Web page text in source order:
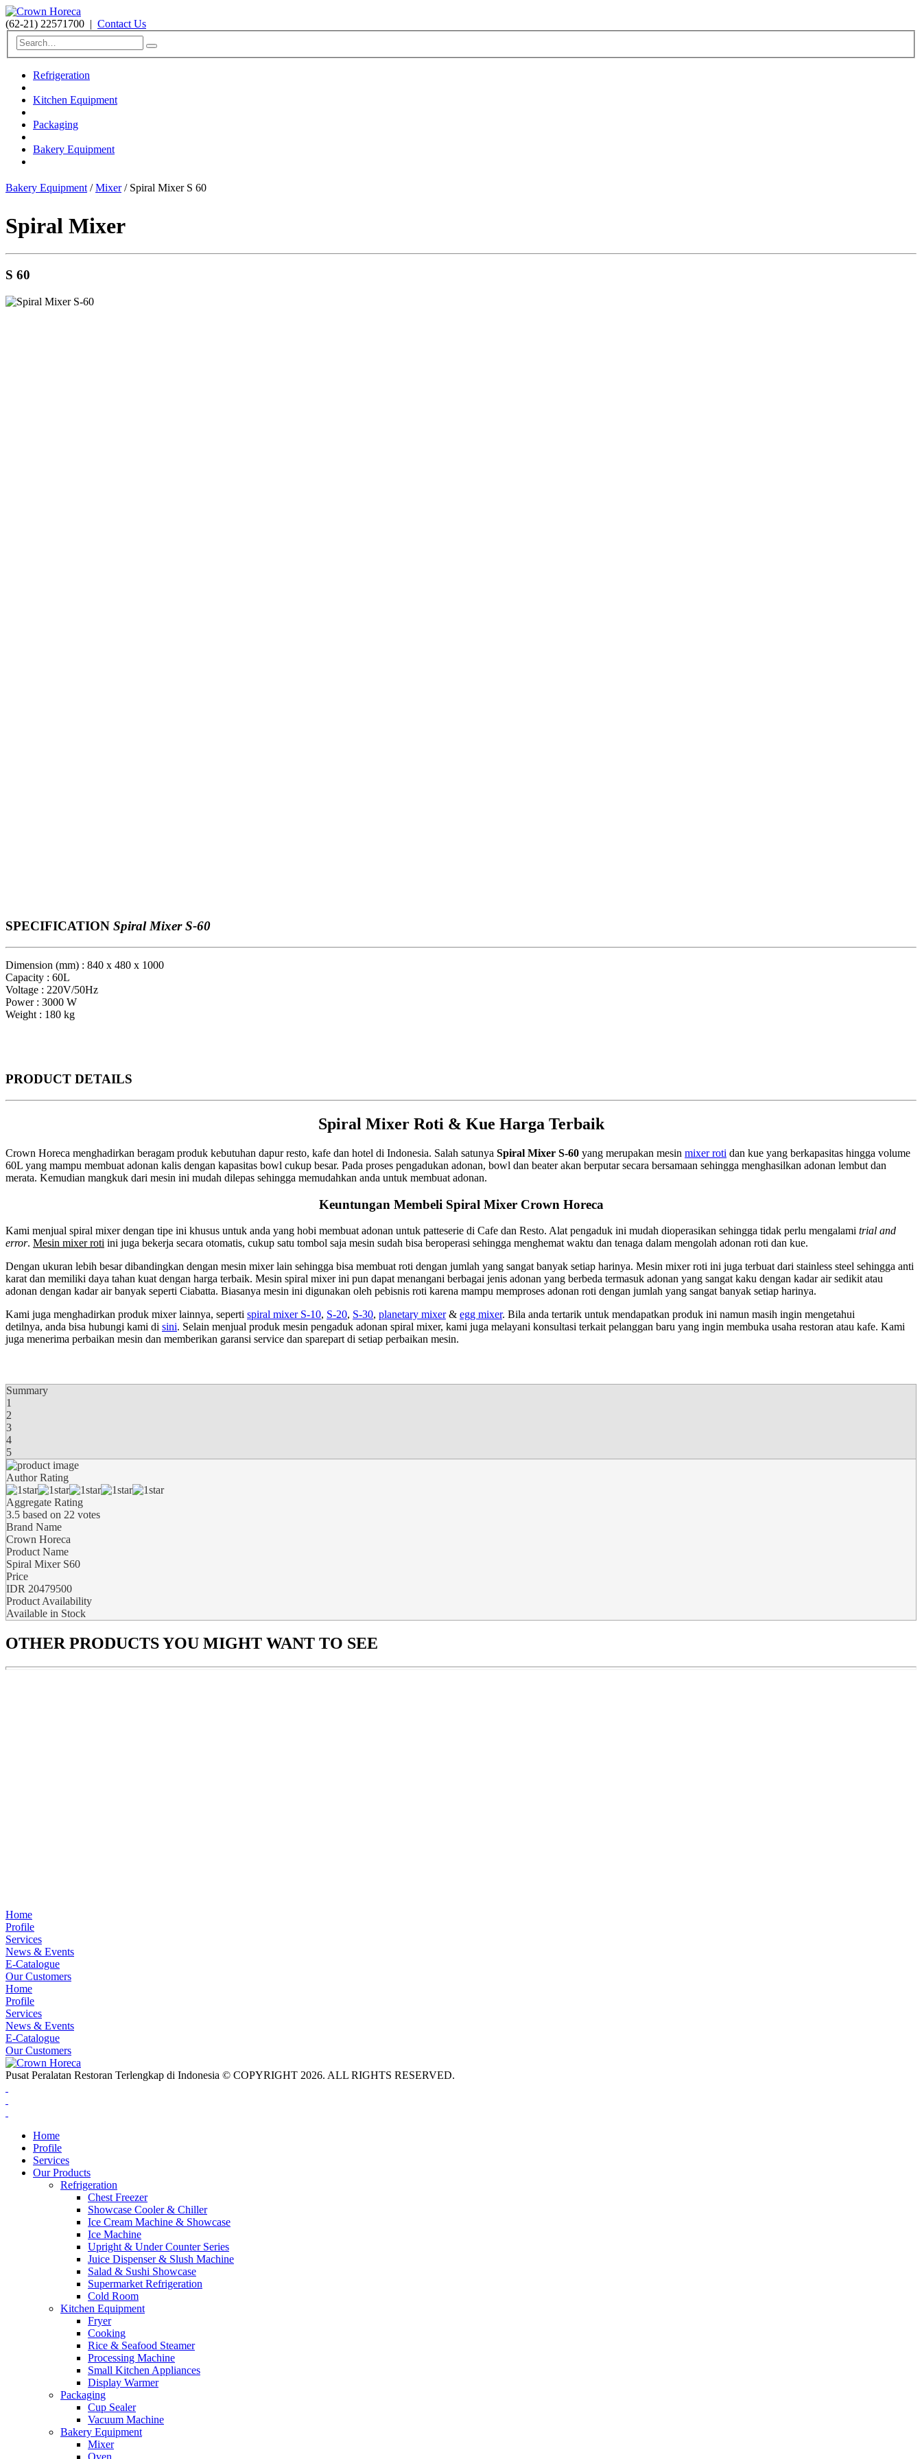
(62-21) 22571700 | Contact Us
Refrigeration
Kitchen Equipment
Packaging
Bakery Equipment
Bakery Equipment /Mixer/ Spiral Mixer S 60
Spiral Mixer
S 60
SPECIFICATION Spiral Mixer S-60
Dimension (mm) : 840 x 480 x 1000
Capacity : 60L
Voltage : 220V/50Hz
Power : 3000 W
Weight : 180 kg
PRODUCT DETAILS
Spiral Mixer Roti & Kue Harga Terbaik
Crown Horeca menghadirkan beragam produk kebutuhan dapur resto, kafe dan hotel di Indonesia. Salah satunya Spiral Mixer S-60 yang merupakan mesin mixer roti dan kue yang berkapasitas hingga volume
60L yang mampu membuat adonan kalis dengan kapasitas bowl cukup besar. Pada proses pengadukan adonan, bowl dan beater akan berputar secara bersamaan sehingga menghasilkan adonan lembut dan
merata. Kemudian mangkuk dari mesin ini mudah dilepas sehingga memudahkan anda untuk membuat adonan.
Keuntungan Membeli Spiral Mixer Crown Horeca
Kami menjual spiral mixer dengan tipe ini khusus untuk anda yang hobi membuat adonan untuk patteserie di Cafe dan Resto. Alat pengaduk ini mudah dioperasikan sehingga tidak perlu mengalami trial and
error. Mesin mixer roti ini juga bekerja secara otomatis, cukup satu tombol saja mesin sudah bisa beroperasi sehingga menghemat waktu dan tenaga dalam mengolah adonan roti dan kue.
Dengan ukuran lebih besar dibandingkan dengan mesin mixer lain sehingga bisa membuat roti dengan jumlah yang sangat banyak setiap harinya. Mesin mixer roti ini juga terbuat dari stainless steel sehingga anti
karat dan memiliki daya tahan kuat dengan harga terbaik. Mesin spiral mixer ini pun dapat menangani berbagai jenis adonan yang berbeda termasuk adonan yang sangat kaku dengan kadar air sedikit atau
adonan dengan kadar air banyak seperti Ciabatta. Biasanya mesin ini digunakan oleh pebisnis roti karena mampu memproses adonan roti dengan jumlah yang sangat banyak setiap harinya.
Kami juga menghadirkan produk mixer lainnya, seperti spiral mixer S-10, S-20, S-30, planetary mixer& egg mixer. Bila anda tertarik untuk mendapatkan produk ini namun masih ingin mengetahui
detilnya, anda bisa hubungi kami di sini. Selain menjual produk mesin pengaduk adonan spiral mixer, kami juga melayani konsultasi terkait pelanggan baru yang ingin membuka usaha restoran atau kafe. Kami
juga menerima perbaikan mesin dan memberikan garansi service dan sparepart di setiap perbaikan mesin.
Summary
1
2
3
4
5
Author Rating
Aggregate Rating
3.5 based on 22 votes
Brand Name
Crown Horeca
Product Name
Spiral Mixer S60
Price
IDR 20479500
Product Availability
Available in Stock
OTHER PRODUCTSYOU MIGHT WANT TO SEE
Home
Profile
Services
News & Events
E-Catalogue
Our Customers
Home
Profile
Services
News & Events
E-Catalogue
Our Customers
Pusat Peralatan Restoran Terlengkap di Indonesia © COPYRIGHT 2026. ALL RIGHTS RESERVED.
Home
Profile
Services
Our Products
Refrigeration
Chest Freezer
Showcase Cooler & Chiller
Ice Cream Machine & Showcase
Ice Machine
Upright & Under Counter Series
Juice Dispenser & Slush Machine
Salad & Sushi Showcase
Supermarket Refrigeration
Cold Room
Kitchen Equipment
Fryer
Cooking
Rice & Seafood Steamer
Processing Machine
Small Kitchen Appliances
Display Warmer
Packaging
Cup Sealer
Vacuum Machine
Bakery Equipment
Mixer
Oven